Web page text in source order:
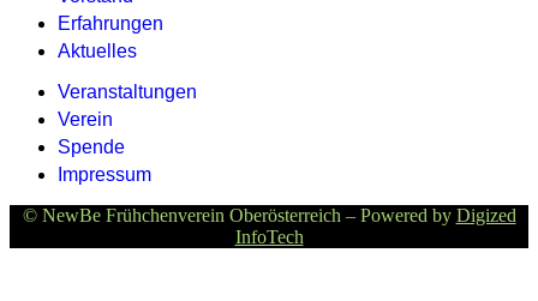
Erfahrungen
Aktuelles
Veranstaltungen
Verein
Spende
Impressum
© NewBe Frühchenverein Oberösterreich – Powered by Digized
InfoTech